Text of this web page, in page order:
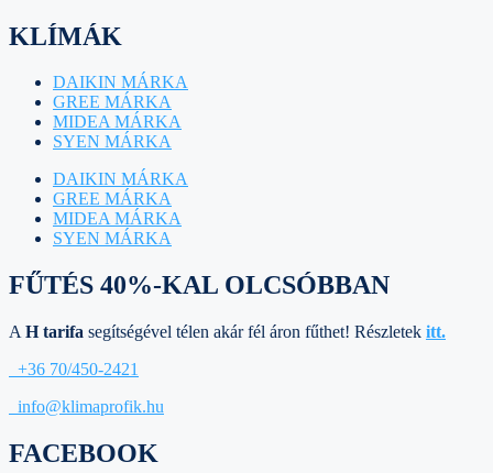
KLÍMÁK
DAIKIN MÁRKA
GREE MÁRKA
MIDEA MÁRKA
SYEN MÁRKA
DAIKIN MÁRKA
GREE MÁRKA
MIDEA MÁRKA
SYEN MÁRKA
FŰTÉS 40%-KAL OLCSÓBBAN
A H tarifa segítségével télen akár fél áron fűthet! Részletek itt.
+36 70/450-2421
info@klimaprofik.hu
FACEBOOK